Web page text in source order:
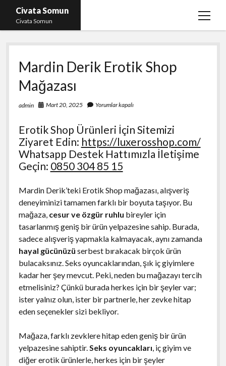
Civata Somun
Civata Somun
menüyü
Liste
Sayfa Listesi
Shorts Beğeni Kasma Parasız
Ücretsiz En İyi Instagram Beğeni Hilesi
Mardin Derik Erotik Shop
Mağazası
admin Mart 20, 2025 Yorumlar kapalı
Erotik Shop Ürünleri İçin Sitemizi
Ziyaret Edin: https://luxerosshop.com/
Whatsapp Destek Hattımızla İletişime
Geçin: 0850 304 85 15
Mardin Derik’teki Erotik Shop mağazası, alışveriş
deneyiminizi tamamen farklı bir boyuta taşıyor. Bu
mağaza, cesur ve özgür ruhlu bireyler için
tasarlanmış geniş bir ürün yelpazesine sahip. Burada,
sadece alışveriş yapmakla kalmayacak, aynı zamanda
hayal gücünüzü serbest bırakacak birçok ürün
bulacaksınız. Seks oyuncaklarından, şık iç giyimlere
kadar her şey mevcut. Peki, neden bu mağazayı tercih
etmelisiniz? Çünkü burada herkes için bir şeyler var;
ister yalnız olun, ister bir partnerle, her zevke hitap
eden seçenekler sizi bekliyor.
Mağaza, farklı zevklere hitap eden geniş bir ürün
yelpazesine sahiptir.Seks oyuncakları, iç giyim ve
diğer erotik ürünlerle, herkes için bir şeyler